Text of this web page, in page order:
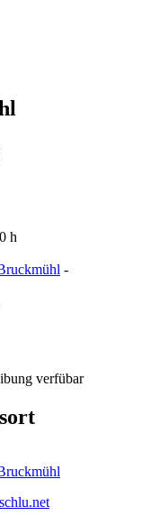
h
-
verfübar
schlu.net